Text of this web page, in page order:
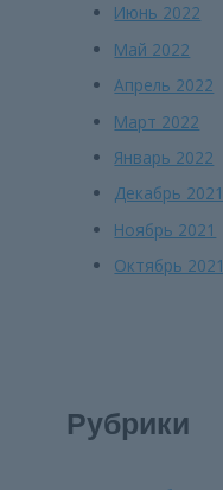
Июнь 2022
Май 2022
Апрель 2022
Март 2022
Январь 2022
Декабрь 2021
Ноябрь 2021
Октябрь 2021
Рубрики